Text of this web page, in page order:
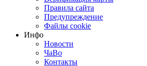
Правила сайта
Предупреждение
Файлы coоkie
Инфо
Новости
ЧаВо
Контакты